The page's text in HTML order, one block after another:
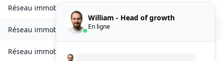
Réseau immobilier
Réseau immobilierCazenave-Serres-et-Allens
Réseau immobilier
William - Head of growth
En ligne